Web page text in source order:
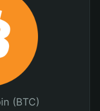
(BTC)